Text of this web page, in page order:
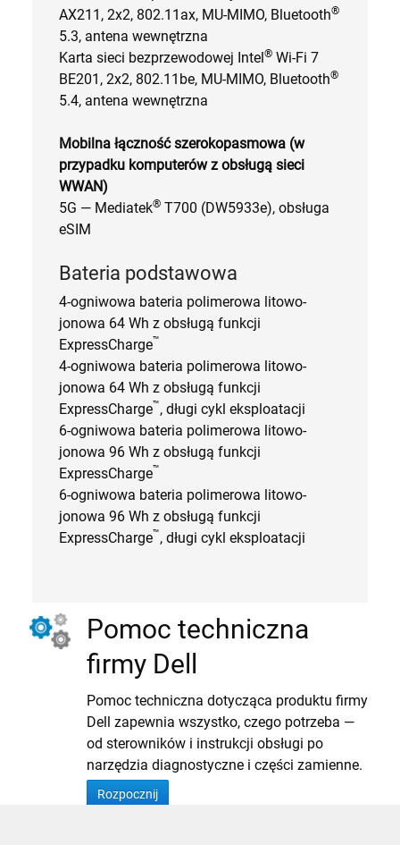
AX211, 2x2, 802.11ax, MU-MIMO, Bluetooth®
5.3, antena wewnętrzna
Karta sieci bezprzewodowej Intel ®Wi-Fi 7
BE201, 2x2, 802.11be, MU-MIMO, Bluetooth®
5.4, antena wewnętrzna
Mobilna łączność szerokopasmowa (w
przypadku komputerów z obsługą sieci
WWAN)
5G — Mediatek®T700 (DW5933e), obsługa
eSIM
Bateria podstawowa
4-ogniwowa bateria polimerowa litowo-
jonowa 64 Wh z obsługą funkcji
ExpressCharge™
4-ogniwowa bateria polimerowa litowo-
jonowa 64 Wh z obsługą funkcji
ExpressCharge™, długi cykl eksploatacji
6-ogniwowa bateria polimerowa litowo-
jonowa 96 Wh z obsługą funkcji
ExpressCharge™
6-ogniwowa bateria polimerowa litowo-
jonowa 96 Wh z obsługą funkcji
ExpressCharge™, długi cykl eksploatacji
Pomoc techniczna
firmy Dell
Pomoc techniczna dotycząca produktu firmy
Dell zapewnia wszystko, czego potrzeba —
od sterowników i instrukcji obsługi po
narzędzia diagnostyczne i części zamienne.
Rozpocznij